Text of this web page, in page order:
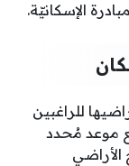
الإسكانيّة.
للراغبين
موعد مُحدد
الأراضي